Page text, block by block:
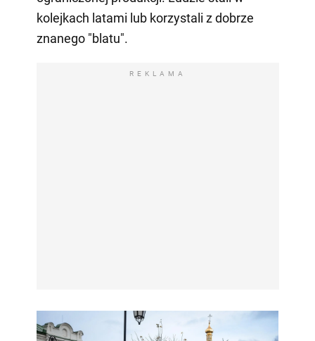
kolejkach latami lub korzystali z dobrze
znanego "blatu".
REKLAMA